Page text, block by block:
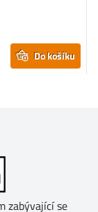
Do košíku
zabývající se